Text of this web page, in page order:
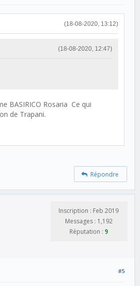
(18-08-2020, 13:12)
(18-08-2020, 12:47)
BASIRICO Rosaria Ce qui
de Trapani.
Répondre
Inscription : Feb 2019
Messages : 1,192
Réputation : 9
#5